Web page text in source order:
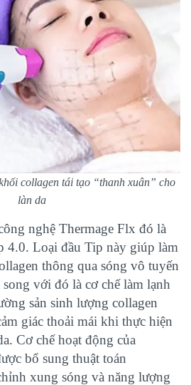
collagen tái tạo “thanh xuân” cho
làn da
nghệ Thermage Flx đó là
4.0. Loại đầu Tip này giúp làm
thông qua sóng vô tuyến
với đó là cơ chế làm lạnh
sản sinh lượng collagen
giác thoải mái khi thực hiện
Cơ chế hoạt động của
bổ sung thuật toán
xung sóng và năng lượng